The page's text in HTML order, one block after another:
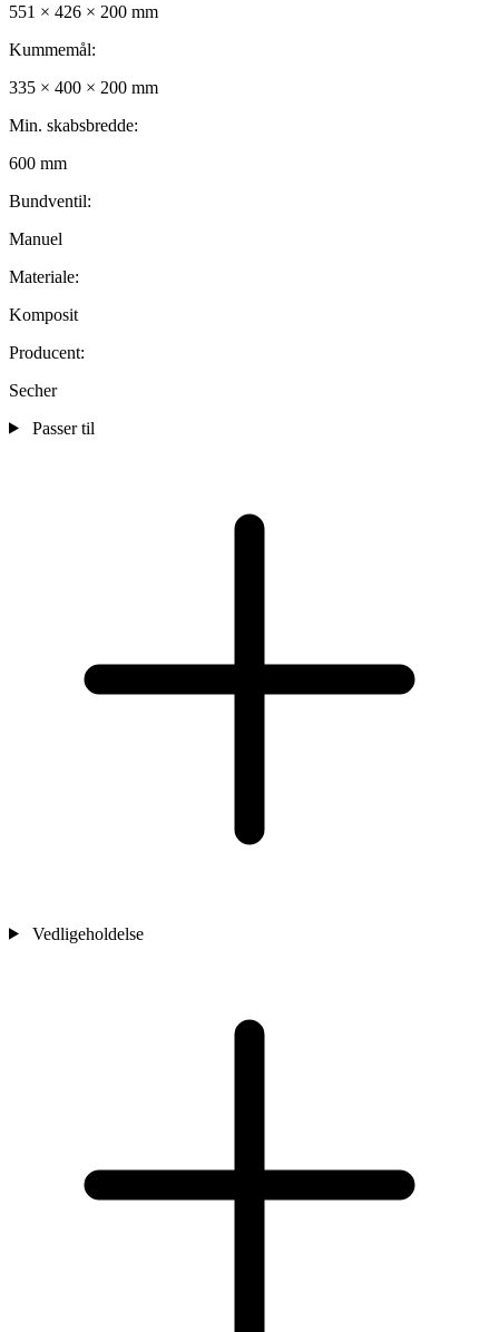
551 × 426 × 200 mm
Kummemål:
335 × 400 × 200 mm
Min. skabsbredde:
600 mm
Bundventil:
Manuel
Materiale:
Komposit
Producent:
Secher
Passer til
Vedligeholdelse